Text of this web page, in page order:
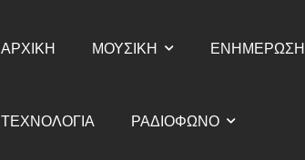
ΑΡΧΙΚΗ ΜΟΥΣΙΚΗ ΕΝΗΜΕΡΩΣΗ
ΤΕΧΝΟΛΟΓΙΑ ΡΑΔΙΟΦΩΝΟ